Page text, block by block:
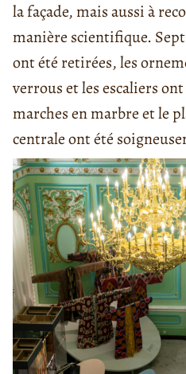
la façade, mais aussi à
manière scientifique.
ont été retirées, les
verrous et les escaliers
marches en marbre et le
centrale ont été